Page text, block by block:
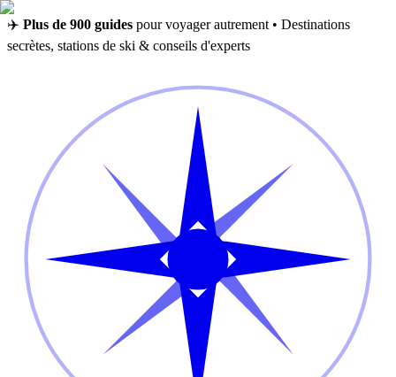
✈️ Plus de 900 guides pour voyager autrement • Destinations
secrètes, stations de ski & conseils d'experts